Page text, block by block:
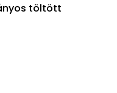
töltött